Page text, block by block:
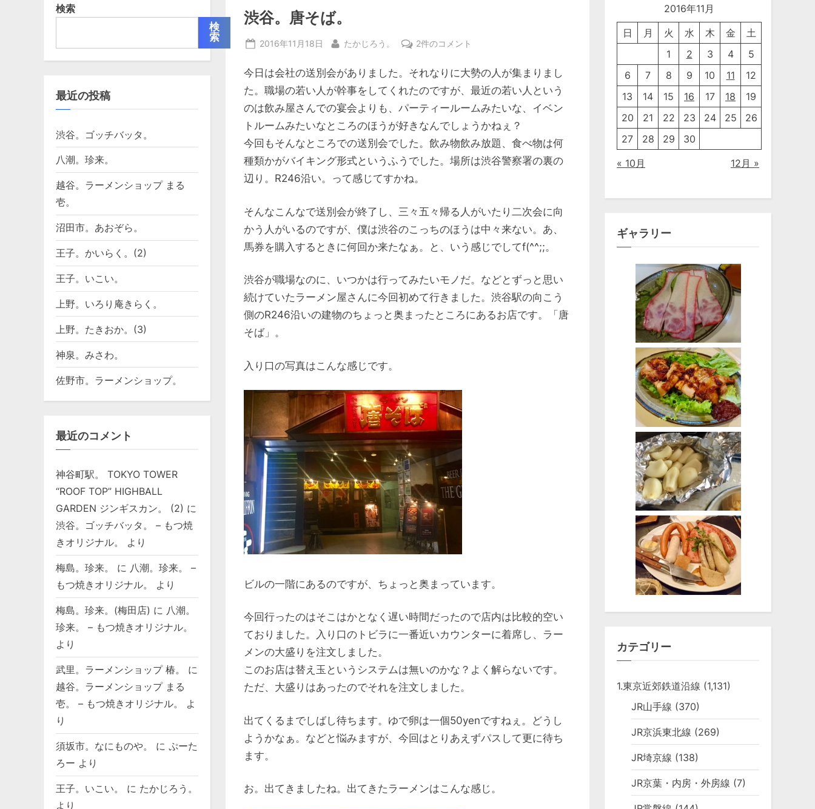
渋谷。唐そば。
Posted
2016年11月18日 By
たかじろう。
渋
唐
そ
ば。
へ
の
2件のコメント
今日は会社の送別会がありました。それなりに大勢の人が集まりまし
た。職場の若い人が幹事をしてくれたのですが、最近の若い人という
のは飲み屋さんでの宴会よりも、パーティールームみたいな、イベン
トルームみたいなところのほうが好きなんでしょうかねぇ？
今回もそんなところでの送別会でした。飲み物飲み放題、食べ物は何
種類かがバイキング形式というふうでした。場所は渋谷警察署の裏の
辺り。R246沿い。って感じてすかね。
そんなこんなで送別会が終了し、三々五々帰る人がいたり二次会に向
かう人がいるのですが、僕は渋谷のこっちのほうは中々来ない。あ、
馬券を購入するときに何回か来たなぁ。と、いう感じでしてf(^^;;。
渋谷が職場なのに、いつかは行ってみたいモノだ。などとずっと思い
続けていたラーメン屋さんに今回初めて行きました。渋谷駅の向こう
側のR246沿いの建物のちょっと奥まったところにあるお店です。「唐
そば」。
入り口の写真はこんな感じです。
ビルの一階にあるのですが、ちょっと奥まっています。
今回行ったのはそこはかとなく遅い時間だったので店内は比較的空い
ておりました。入り口のトビラに一番近いカウンターに着席し、ラー
メンの大盛りを注文しました。
このお店は替え玉というシステムは無いのかな？よく解らないです。
ただ、大盛りはあったのでそれを注文しました。
出てくるまでしばし待ちます。ゆで卵は一個50yenですねぇ。どうし
ようかなぁ。などと悩みますが、今回はとりあえずパスして更に待ち
ます。
お。出てきましたね。出てきたラーメンはこんな感じ。
検索
検
索
最近の投稿
渋谷。ゴッチバッタ。
八潮。珍来。
越谷。ラーメンショップ まる
壱。
沼田市。あおぞら。
王子。かいらく。(2)
王子。いこい。
上野。いろり庵きらく。
上野。たきおか。(3)
神泉。みさわ。
佐野市。ラーメンショップ。
最近のコメント
神谷町駅。 TOKYO TOWER
“ROOF TOP” HIGHBALL
GARDEN ジンギスカン。 (2) に
渋谷。ゴッチバッタ。 – もつ焼
きオリジナル。
より
梅島。珍来。 に 八潮。珍来。 –
もつ焼きオリジナル。
より
梅島。珍来。(梅田店) に 八潮。
珍来。 – もつ焼きオリジナル。
より
武里。ラーメンショップ 椿。
に
越谷。ラーメンショップ まる
壱。 – もつ焼きオリジナル。
よ
り
須坂市。なにものや。 に ぷーた
ろー より
王子。いこい。 に たかじろう。
より
2016年11月
日 月 火 水 木 金
土
1
2 3 4
5
6
7 8 9 10 11
12
13
14 15 16 17 18
19
20
21 22 23 24 25
26
27
28 29 30
« 10月 12月 »
ギャラリー
カテゴリー
1.東京近郊鉄道沿線 (1,131)
JR山手線 (370)
JR京浜東北線 (269)
JR埼京線 (138)
JR京葉・内房・外房線 (7)